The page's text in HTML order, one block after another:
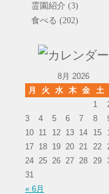
霊園紹介 (3)
食べる (202)
8月 2026
月
火 水 木 金 土
« 6月
1
3
4 5 6 7 8
10 11 12 13 14 15
17 18 19 20 21 22
24 25 26 27 28 29
31